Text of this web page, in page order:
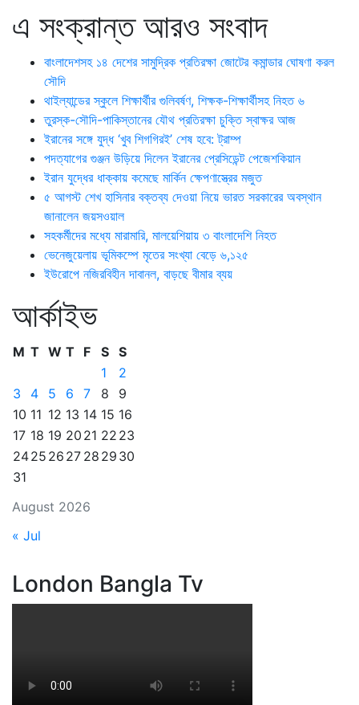
এ সংক্রান্ত আরও সংবাদ
বাংলাদেশসহ ১৪ দেশের সামুদ্রিক প্রতিরক্ষা জোটের কমান্ডার ঘোষণা করল
সৌদি
থাইল্যান্ডের স্কুলে শিক্ষার্থীর গুলিবর্ষণ, শিক্ষক-শিক্ষার্থীসহ নিহত ৬
তুরস্ক-সৌদি-পাকিস্তানের যৌথ প্রতিরক্ষা চুক্তি স্বাক্ষর আজ
ইরানের সঙ্গে যুদ্ধ ‘খুব শিগগিরই’ শেষ হবে: ট্রাম্প
পদত্যাগের গুঞ্জন উড়িয়ে দিলেন ইরানের প্রেসিডেন্ট পেজেশকিয়ান
ইরান যুদ্ধের ধাক্কায় কমেছে মার্কিন ক্ষেপণাস্ত্রের মজুত
৫ আগস্ট শেখ হাসিনার বক্তব্য দেওয়া নিয়ে ভারত সরকারের অবস্থান
জানালেন জয়সওয়াল
সহকর্মীদের মধ্যে মারামারি, মালয়েশিয়ায় ৩ বাংলাদেশি নিহত
ভেনেজুয়েলায় ভূমিকম্পে মৃতের সংখ্যা বেড়ে ৬,১২৫
ইউরোপে নজিরবিহীন দাবানল, বাড়ছে বীমার ব্যয়
আর্কাইভ
August 2026
M T W T F S S
1
2
3
4 5 6 7 8
9
10 11 12 13 14 15 16
17 18 19 20 21 22 23
2425 26 27 28 29 30
31
« Jul
London Bangla Tv